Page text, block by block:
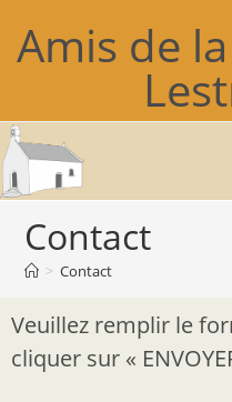
Amis de
Contact
> Contact
Veuillez remplir le
cliquer sur «